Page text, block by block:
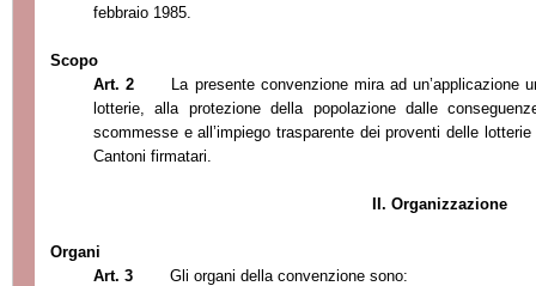
febbraio 1985.
Scopo
Art. 2
La presente convenzione mira ad un’applicazione
lotterie, alla protezione della popolazione dalle
scommesse e all’impiego trasparente dei proventi delle
Cantoni firmatari.
II. Organizzazione
Organi
Art. 3
Gli organi della convenzione sono: